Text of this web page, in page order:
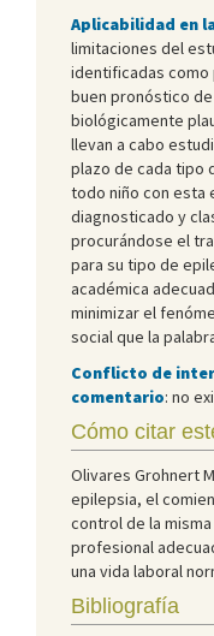
Aplicabilidad en
limitaciones del
identificadas
buen pronóstico
biológicamente
llevan a cabo
plazo de cada tipo
todo niño con esta
diagnosticado y
procurándose el
para su tipo de
académica
minimizar el
social que la
Conflicto de
comentario: no
Cómo citar
Olivares Grohnert
epilepsia, el
control de la
profesional
una vida laboral
Bibliografía